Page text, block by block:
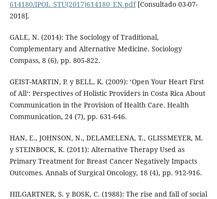
614180/IPOL_STU(2017)614180_EN.pdf[Consultado 03-07-
2018].
GALE, N. (2014): The Sociology of Traditional,
Complementary and Alternative Medicine. Sociology
Compass, 8 (6), pp. 805-822.
GEIST-MARTIN, P. y BELL, K. (2009): ‘Open Your Heart First
of All‘: Perspectives of Holistic Providers in Costa Rica About
Communication in the Provision of Health Care. Health
Communication, 24 (7), pp. 631-646.
HAN, E., JOHNSON, N., DELAMELENA, T., GLISSMEYER, M.
y STEINBOCK, K. (2011): Alternative Therapy Used as
Primary Treatment for Breast Cancer Negatively Impacts
Outcomes. Annals of Surgical Oncology, 18 (4), pp. 912-916.
HILGARTNER, S. y BOSK, C. (1988): The rise and fall of social